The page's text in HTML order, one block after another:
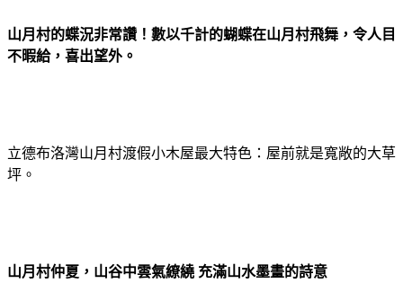
山月村的蝶況非常讚！數以千計的蝴蝶在山月村飛舞，令人目
不暇給，喜出望外。
立德布洛灣山月村渡假小木屋最大特色：屋前就是寬敞的大草
坪。
山月村仲夏，山谷中雲氣繚繞 充滿山水墨畫的詩意